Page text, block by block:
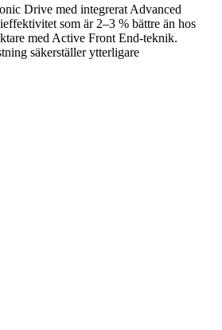
Drive med integrerat Advanced
som är 2–3 % bättre än hos
med Active Front End-teknik.
säkerställer ytterligare